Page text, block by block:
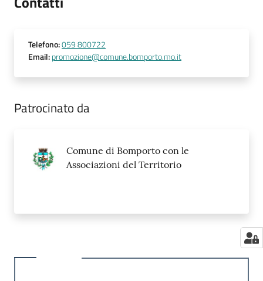
Telefono:059 800722
Email:promozione@comune.bomporto.mo.it
Patrocinato da
Comune di Bomporto con le
Associazioni del Territorio